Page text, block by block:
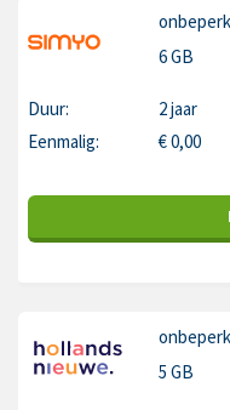
6 GB
Duur:
2 jaar
Eenmalig:
€0,00
5 GB